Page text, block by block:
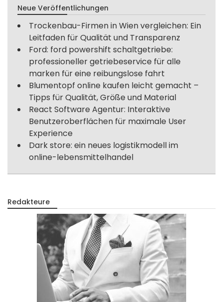
Neue Veröffentlichungen
Trockenbau-Firmen in Wien vergleichen: Ein
Leitfaden für Qualität und Transparenz
Ford: ford powershift schaltgetriebe:
professioneller getriebeservice für alle
marken für eine reibungslose fahrt
Blumentopf online kaufen leicht gemacht –
Tipps für Qualität, Größe und Material
React Software Agentur: Interaktive
Benutzeroberflächen für maximale User
Experience
Dark store: ein neues logistikmodell im
online-lebensmittelhandel
Redakteure